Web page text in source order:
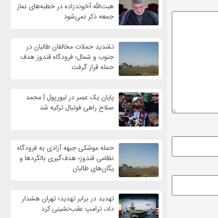
هبت‌الله آخوندزاده در خطبه‌های نماز
جمعه ذکر نمی‌شود
تشدید حملات مخالفان طالبان در
جنوب و شمال؛ فرودگاه قندوز هدف
حمله قرار گرفت
پایان یک عصر در لیورپول | محمد
صلاح راهی فوتبال ترکیه شد
حمله موشکی جبهه آزادی به فرودگاه
نظامی قندوز؛ هدف‌گیری بالگردها و
یگان‌های طالبان
تهدید در برابر تهدید؛ تهران هشدار
داد، ترامپ عقب‌نشینی کرد